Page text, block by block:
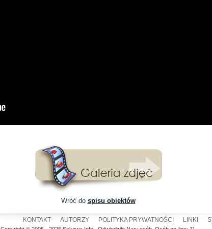
Wróć do spisu obiektów
KONTAKT AUTORZY POLITYKA PRYWATNOŚCI LINKI